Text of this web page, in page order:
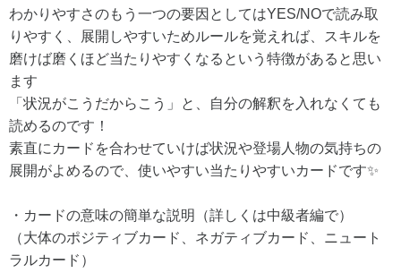
わかりやすさのもう一つの要因としてはYES/NOで読み取
りやすく、展開しやすいためルールを覚えれば、スキルを
磨けば磨くほど当たりやすくなるという特徴があると思い
ます
「状況がこうだからこう」と、自分の解釈を入れなくても
読めるのです！
素直にカードを合わせていけば状況や登場人物の気持ちの
展開がよめるので、使いやすい当たりやすいカードです✨
・カードの意味の簡単な説明（詳しくは中級者編で）
（大体のポジティブカード、ネガティブカード、ニュート
ラルカード）